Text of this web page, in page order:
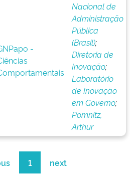
-
Nacional de
Administração
Pública
(Brasil);
Diretoria de
Inovação;
Laboratório
de Inovação
em Governo;
Pomnitz,
Arthur
1 next